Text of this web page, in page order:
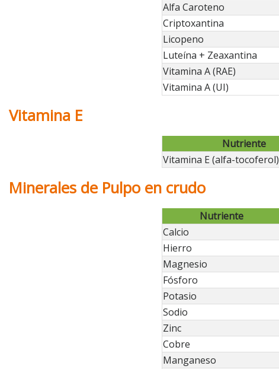
Alfa Caroteno
Criptoxantina
Licopeno
Luteína + Zeaxantina
Vitamina A (RAE)
Vitamina A (UI)
Vitamina E
Nutriente
Vitamina E (alfa-tocoferol)
Minerales de Pulpo en crudo
Nutriente
Calcio
Hierro
Magnesio
Fósforo
Potasio
Sodio
Zinc
Cobre
Manganeso